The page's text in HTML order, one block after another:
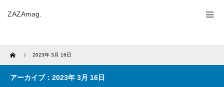
ZAZAmag.
Home 2023年 3月 16日
アーカイブ：2023年 3月 16日